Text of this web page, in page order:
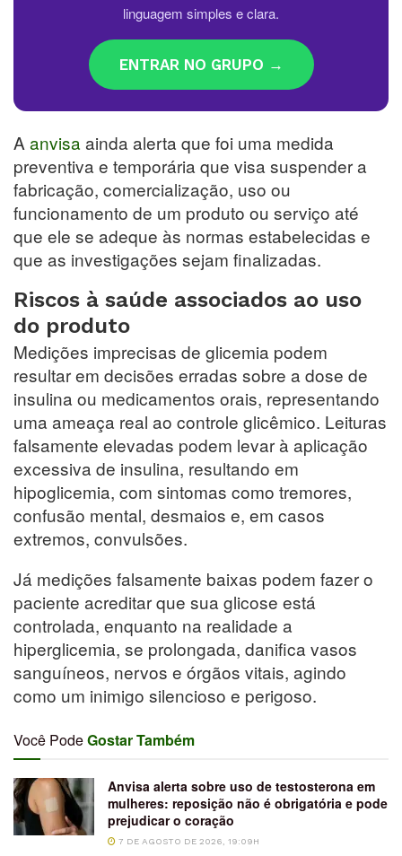
linguagem simples e clara.
ENTRAR NO GRUPO →
A anvisa ainda alerta que foi uma medida
preventiva e temporária que visa suspender a
fabricação, comercialização, uso ou
funcionamento de um produto ou serviço até
que ele se adeque às normas estabelecidas e
que as investigações sejam finalizadas.
Riscos à saúde associados ao uso
do produto
Medições imprecisas de glicemia podem
resultar em decisões erradas sobre a dose de
insulina ou medicamentos orais, representando
uma ameaça real ao controle glicêmico. Leituras
falsamente elevadas podem levar à aplicação
excessiva de insulina, resultando em
hipoglicemia, com sintomas como tremores,
confusão mental, desmaios e, em casos
extremos, convulsões.
Já medições falsamente baixas podem fazer o
paciente acreditar que sua glicose está
controlada, enquanto na realidade a
hiperglicemia, se prolongada, danifica vasos
sanguíneos, nervos e órgãos vitais, agindo
como um inimigo silencioso e perigoso.
Você PodeGostar Também
Anvisa alerta sobre uso de testosterona em
mulheres: reposição não é obrigatória e pode
prejudicar o coração
7 DE AGOSTO DE 2026, 19:09H